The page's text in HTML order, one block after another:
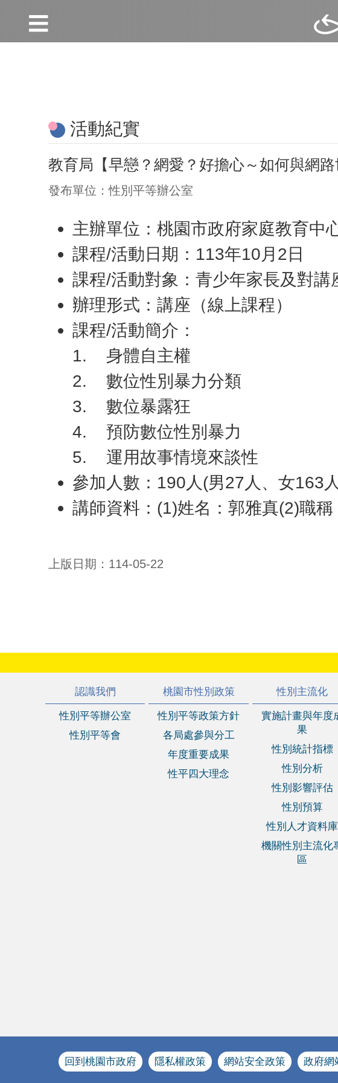
活動紀實
教育局【早戀？網愛？好擔心～如何與網路
發布單位：性別平等辦公室
主辦單位：桃園市政府家庭教育中
課程/活動日期：113年10月2日
課程/活動對象：青少年家長及對
辦理形式：講座（線上課程）
課程/活動簡介：
1.
身體自主權
2.
數位性別暴力分類
3.
數位暴露狂
4.
預防數位性別暴力
5.
運用故事情境來談性
參加人數：190人(男27人、女163
講師資料：(1)姓名：郭雅真(2)職
上版日期：114-05-22
認識我們
性別平等辦公室
性別平等會
桃園市性別政策
性別平等政策方針
各局處參與分工
年度重要成果
性平四大理念
性別主流化
實施計畫與年度
果
性別統計指標
性別分析
性別影響評估
性別預算
性別人才資料庫
機關性別主流化
區
回到桃園市政府 隱私權政策 網站安全政策 政府網